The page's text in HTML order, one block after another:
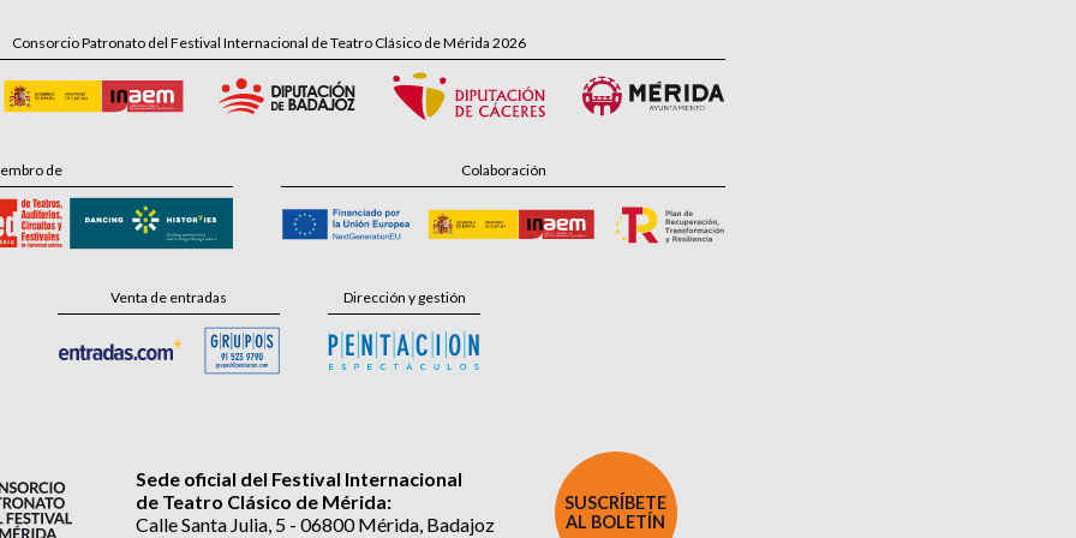
Consorcio Patronato del Festival Internacional de Teatro Clásico de Mérida 2026
de Colaboración
Venta de entradas Dirección y gestión
Sede oficial del Festival Internacional
de Teatro Clásico de Mérida:
Calle Santa Julia, 5 - 06800 Mérida, Badajoz
SUSCRÍBETE
AL BOLETÍN